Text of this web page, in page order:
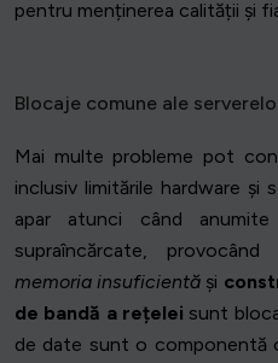
pentru menținerea calității și
Blocaje comune ale
Mai multe probleme pot
inclusiv limitările hardware și
apar atunci când
supraîncărcate, provocând
memoria insuficientă și
de bandă a rețelei sunt
de date sunt o componentă